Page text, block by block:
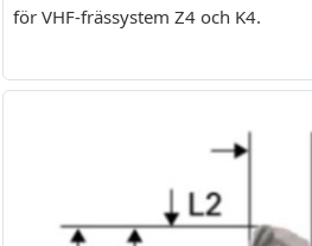
för VHF-frässystem Z4 och K4.